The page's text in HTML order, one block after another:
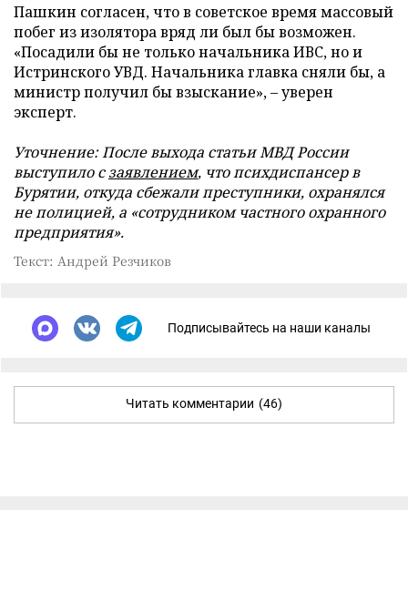
Пашкин согласен, что в советское время массовый
побег из изолятора вряд ли был бы возможен.
«Посадили бы не только начальника ИВС, но и
Истринского УВД. Начальника главка сняли бы, а
министр получил бы взыскание», – уверен
эксперт.
Уточнение: После выхода статьи МВД России
выступило сзаявлением, что психдиспансер в
Бурятии, откуда сбежали преступники, охранялся
не полицией, а «сотрудником частного охранного
предприятия».
Текст: Андрей Резчиков
Подписывайтесь на наши каналы
Читать комментарии (46)